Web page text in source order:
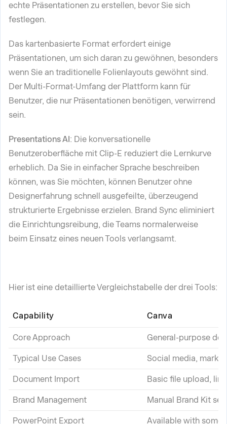
echte Präsentationen zu erstellen, bevor Sie sich
festlegen.
Das kartenbasierte Format erfordert einige
Präsentationen, um sich daran zu gewöhnen, besonders
wenn Sie an traditionelle Folienlayouts gewöhnt sind.
Der Multi-Format-Umfang der Plattform kann für
Benutzer, die nur Präsentationen benötigen, verwirrend
sein.
Presentations AI: Die konversationelle
Benutzeroberfläche mit Clip-E reduziert die Lernkurve
erheblich. Da Sie in einfacher Sprache beschreiben
können, was Sie möchten, können Benutzer ohne
Designerfahrung schnell ausgefeilte, überzeugend
strukturierte Ergebnisse erzielen. Brand Sync eliminiert
die Einrichtungsreibung, die Teams normalerweise
beim Einsatz eines neuen Tools verlangsamt.
Hier ist eine detaillierte Vergleichstabelle der drei Tools:
Capability Canva
Core Approach General-purpose
Typical Use Cases Social media,
Document Import Basic file upload,
Brand Management Manual Brand Kit
PowerPoint Export Available with some